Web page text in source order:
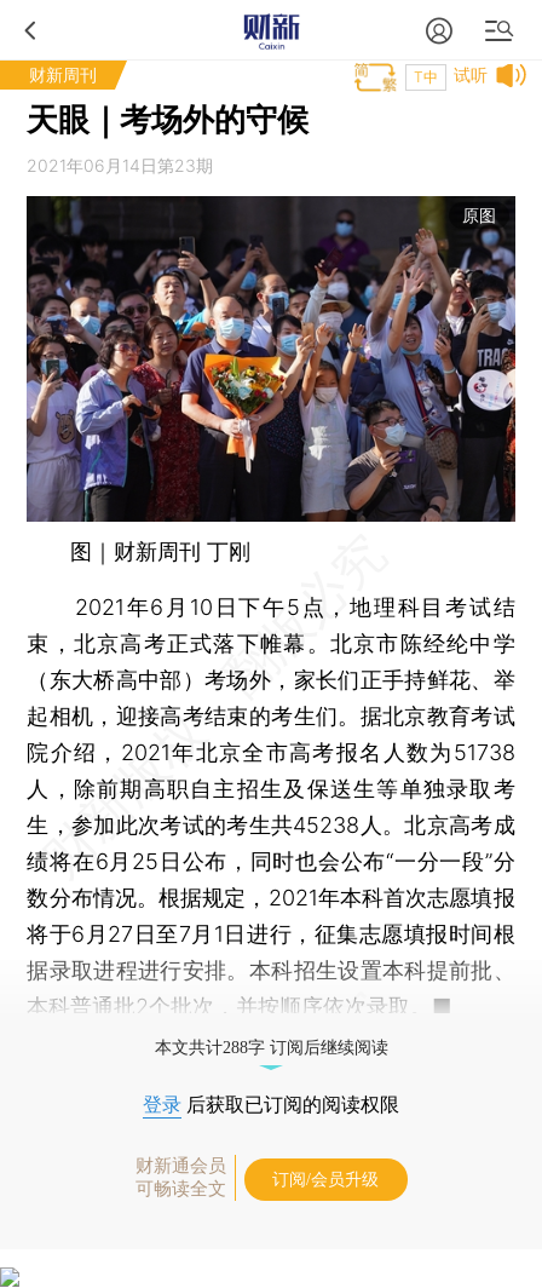
财新周刊 试听
T中
天眼｜考场外的守候
2021年06月14日第23期
原图
图｜财新周刊 丁刚
2021年6月10日下午5点，地理科目考试结
束，北京高考正式落下帷幕。北京市陈经纶中学
（东大桥高中部）考场外，家长们正手持鲜花、举
起相机，迎接高考结束的考生们。据北京教育考试
院介绍，2021年北京全市高考报名人数为51738
人，除前期高职自主招生及保送生等单独录取考
生，参加此次考试的考生共45238人。北京高考成
绩将在6月25日公布，同时也会公布“一分一段”分
数分布情况。根据规定，2021年本科首次志愿填报
将于6月27日至7月1日进行，征集志愿填报时间根
据录取进程进行安排。本科招生设置本科提前批、
本科普通批2个批次，并按顺序依次录取。■
本文共计288字 订阅后继续阅读
登录 后获取已订阅的阅读权限
财新通会员
可畅读全文
订阅/会员升级